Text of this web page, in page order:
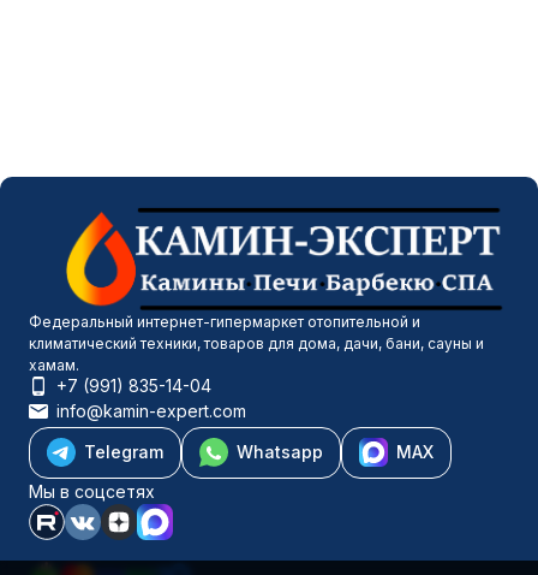
Федеральный интернет-гипермаркет отопительной и
климатический техники, товаров для дома, дачи, бани, сауны и
хамам.
+7 (991) 835-14-04
info@kamin-expert.com
Telegram
Whatsapp
MAX
Мы в соцсетях